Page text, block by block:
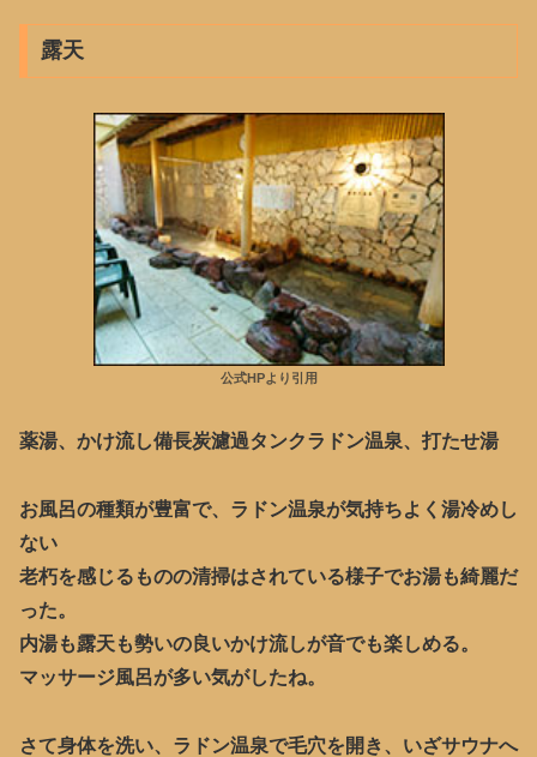
露天
公式HPより引用
薬湯、かけ流し備長炭濾過タンクラドン温泉、打たせ湯
お風呂の種類が豊富で、ラドン温泉が気持ちよく湯冷めし
ない
老朽を感じるものの清掃はされている様子でお湯も綺麗だ
った。
内湯も露天も勢いの良いかけ流しが音でも楽しめる。
マッサージ風呂が多い気がしたね。
さて身体を洗い、ラドン温泉で毛穴を開き、いざサウナへ